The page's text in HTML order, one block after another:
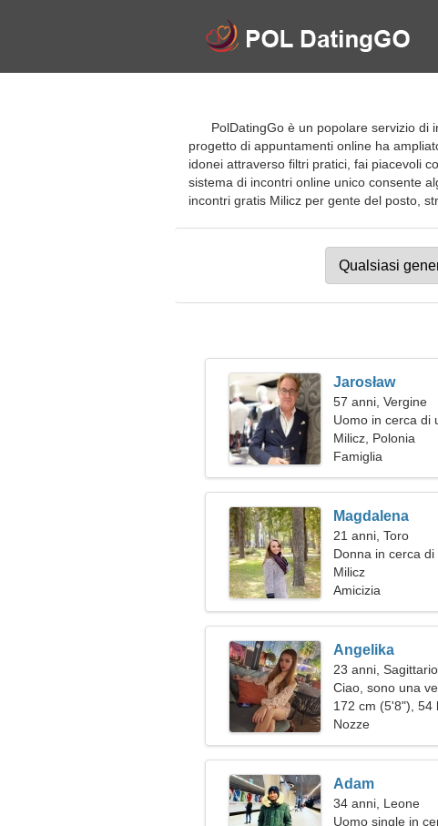
PolDatingGo è un popolare servizio di
progetto di appuntamenti online ha
idonei attraverso filtri pratici, fai piacevoli
sistema di incontri online unico consente
incontri gratis Milicz per gente del posto,
Jarosław
57 anni, Vergine
Uomo in cerca di
Milicz, Polonia
Famiglia
Magdalena
21 anni, Toro
Donna in cerca
Milicz
Amicizia
Angelika
23 anni, Sagittario
Ciao, sono una
172 cm (5'8"), 54
Nozze
Adam
34 anni, Leone
Uomo single in